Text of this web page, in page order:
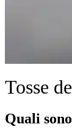
Tosse
Quali